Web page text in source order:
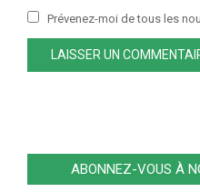
Prévenez-moi de tous les
ABONNEZ-VOUS À